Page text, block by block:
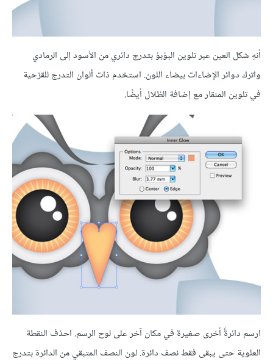
أنهِ شكل العين عبر تلوين البؤبؤ بتدرج دائري من الأسود إلى الرمادي
واترك دوائر الإضاءات بيضاء اللون. استخدم ذات ألوان التدرج للقزحية
في تلوين المنقار مع إضافة الظلال أيضًا.
ارسم دائرةً أخرى صغيرة في مكان آخر على لوح الرسم. احذف النقطة
العلوية حتى يبقى فقط نصف دائرة. لون النصف المتبقي من الدائرة بتدرج